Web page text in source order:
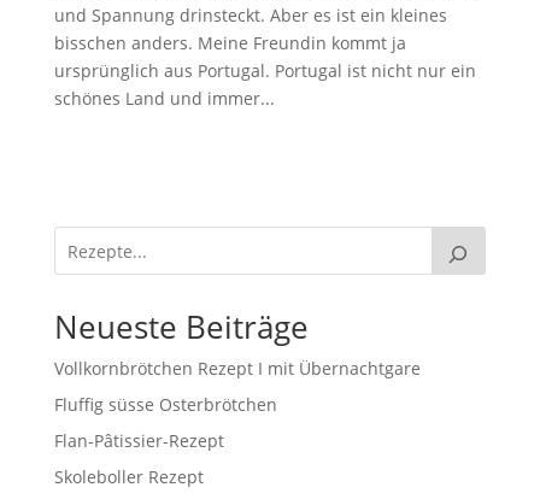
und Spannung drinsteckt. Aber es ist ein kleines
bisschen anders. Meine Freundin kommt ja
ursprünglich aus Portugal. Portugal ist nicht nur ein
schönes Land und immer...
Neueste Beiträge
Vollkornbrötchen Rezept I mit Übernachtgare
Fluffig süsse Osterbrötchen
Flan-Pâtissier-Rezept
Skoleboller Rezept